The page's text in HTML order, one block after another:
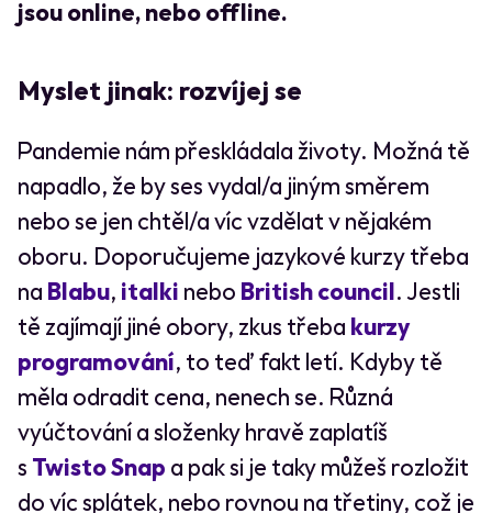
jsou online, nebo offline.
Myslet jinak: rozvíjej se
Pandemie nám přeskládala životy. Možná tě
napadlo, že by ses vydal/a jiným směrem
nebo se jen chtěl/a víc vzdělat v nějakém
oboru. Doporučujeme jazykové kurzy třeba
na Blabu, italki nebo British council. Jestli
tě zajímají jiné obory, zkus třeba kurzy
programování, to teď fakt letí. Kdyby tě
měla odradit cena, nenech se. Různá
vyúčtování a složenky hravě zaplatíš
s Twisto Snap a pak si je taky můžeš rozložit
do víc splátek, nebo rovnou na třetiny, což je